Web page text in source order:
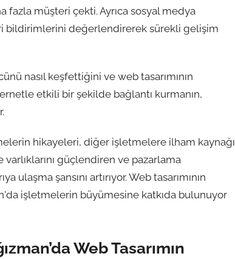
müşteri çekti. Ayrıca sosyal medya
bildirimlerini değerlendirerek sürekli gelişim
nasıl keşfettiğini ve web tasarımının
etkili bir şekilde bağlantı kurmanın,
hikayeleri, diğer işletmelere ilham kaynağı
güçlendiren ve pazarlama
şansını artırıyor. Web tasarımının
işletmelerin büyümesine katkıda bulunuyor
Web Tasarımın